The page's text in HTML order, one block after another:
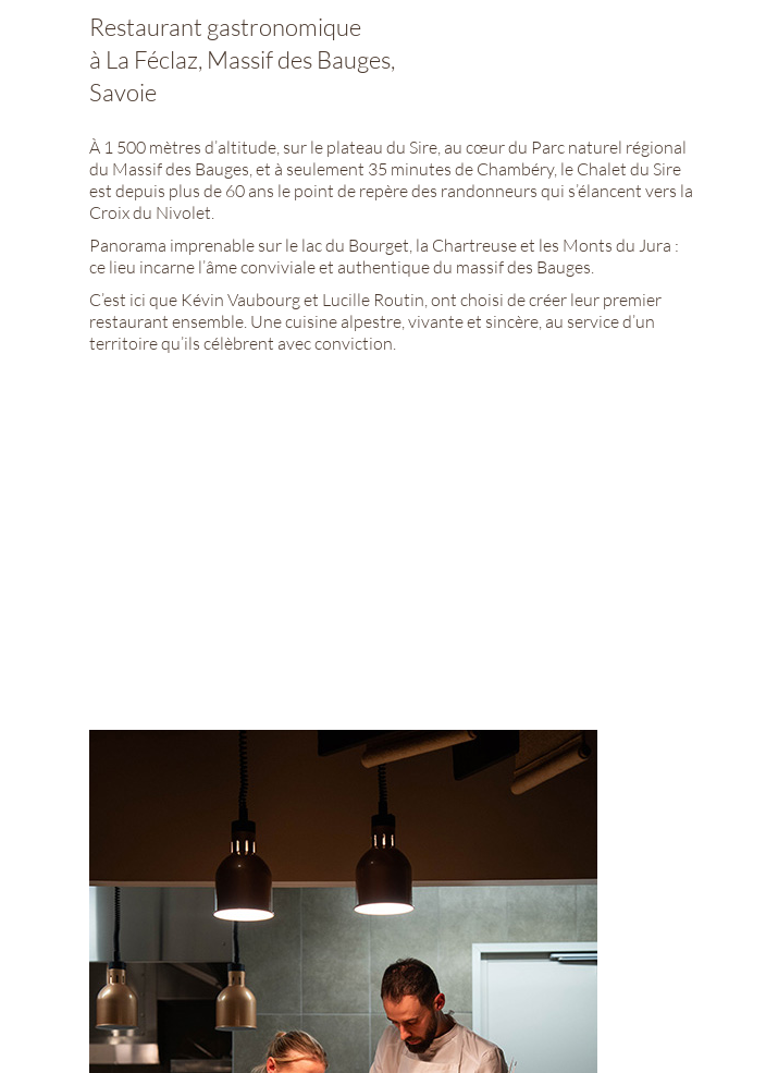
Restaurant gastronomique
à La Féclaz, Massif des Bauges,
Savoie
À 1 500 mètres d’altitude, sur le plateau du Sire, au cœur du Parc naturel régional
du Massif des Bauges, et à seulement 35 minutes de Chambéry, le Chalet du Sire
est depuis plus de 60 ans le point de repère des randonneurs qui s’élancent vers la
Croix du Nivolet.
Panorama imprenable sur le lac du Bourget, la Chartreuse et les Monts du Jura :
ce lieu incarne l’âme conviviale et authentique du massif des Bauges.
C’est ici que Kévin Vaubourg et Lucille Routin, ont choisi de créer leur premier
restaurant ensemble. Une cuisine alpestre, vivante et sincère, au service d’un
territoire qu’ils célèbrent avec conviction.